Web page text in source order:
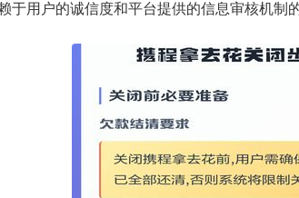
于用户的诚信度和平台提供的信息审核机制